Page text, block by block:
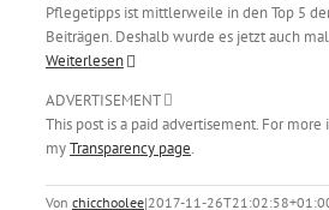
Pflegetipps ist mittlerweile in den Top 5
Beiträgen. Deshalb wurde es jetzt auch
Weiterlesen
ADVERTISEMENT
This post is a paid advertisement. For
myTransparency page.
Von chicchoolee|2017-11-